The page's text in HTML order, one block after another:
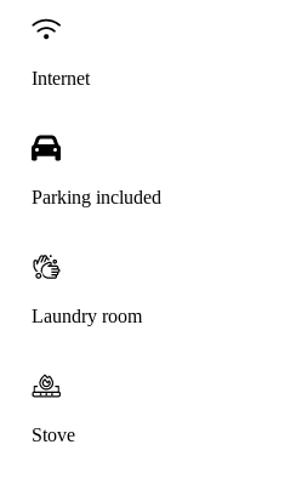
Internet
Parking included
Laundry room
Stove